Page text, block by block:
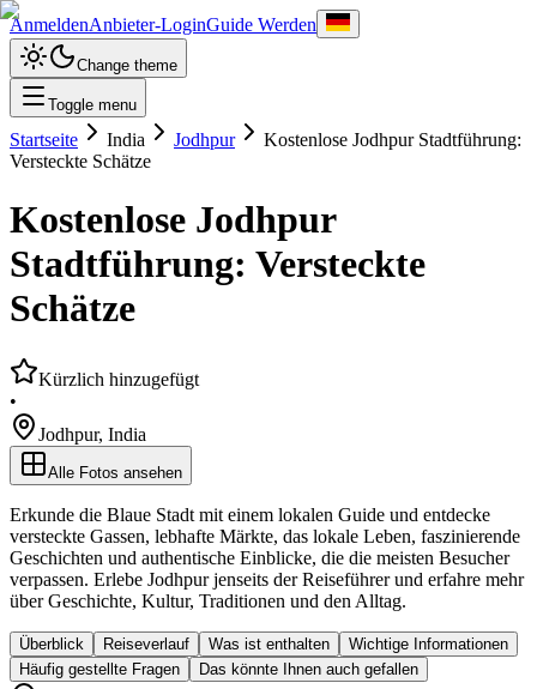
AnmeldenAnbieter-LoginGuide Werden
Change theme
Toggle menu
Startseite India Jodhpur
Kostenlose Jodhpur Stadtführung:
Versteckte Schätze
Kostenlose Jodhpur
Stadtführung: Versteckte
Schätze
Kürzlich hinzugefügt
•
Jodhpur, India
Alle Fotos ansehen
Erkunde die Blaue Stadt mit einem lokalen Guide und entdecke
versteckte Gassen, lebhafte Märkte, das lokale Leben, faszinierende
Geschichten und authentische Einblicke, die die meisten Besucher
verpassen. Erlebe Jodhpur jenseits der Reiseführer und erfahre mehr
über Geschichte, Kultur, Traditionen und den Alltag.
Überblick Reiseverlauf Was ist enthalten
Wichtige Informationen
Häufig gestellte Fragen
Das könnte Ihnen auch gefallen